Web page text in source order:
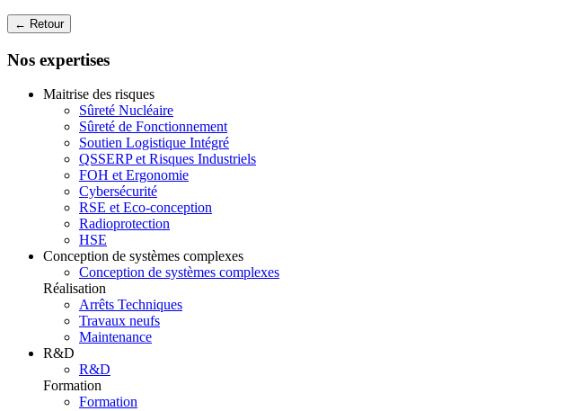
← Retour
Nos expertises
Maitrise des risques
Sûreté Nucléaire
Sûreté de Fonctionnement
Soutien Logistique Intégré
QSSERP et Risques Industriels
FOH et Ergonomie
Cybersécurité
RSE et Eco-conception
Radioprotection
HSE
Conception de systèmes complexes
Conception de systèmes complexes
Réalisation
Arrêts Techniques
Travaux neufs
Maintenance
R&D
R&D
Formation
Formation